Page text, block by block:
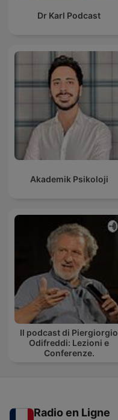
Dr Karl Podcast
Akademik Psikoloji
Il podcast di Piergiorgio
Odifreddi: Lezioni e
Conferenze.
Radio en Ligne